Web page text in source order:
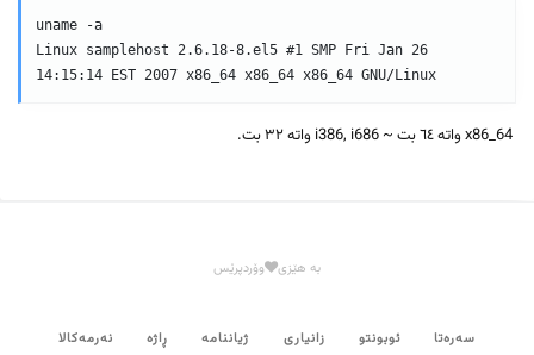
uname -a
Linux samplehost 2.6.18-8.el5 #1 SMP Fri Jan 26
14:15:14 EST 2007 x86_64 x86_64 x86_64 GNU/Linux
بە هێزی وۆردپرێس
سەرەتا ئوبونتو زانیاری ژیاننامە ڕاژە نەرمەکالا